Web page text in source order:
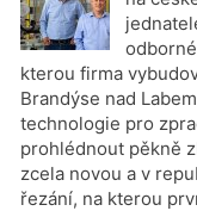
kterou firma
Brandýse nad
technologie pro
prohlédnout pěkně
zcela novou a v
řezání, na kterou